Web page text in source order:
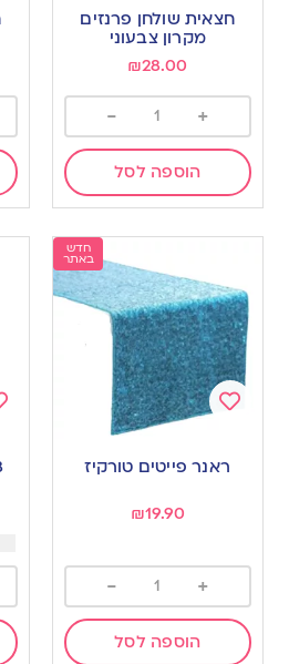
wishlist
חצאית שולחן פרנזים
מקרון צבעוני
₪28.00
+
-
הוספה לסל
חדש
באתר
wishlist
ראנר פייטים טורקיז
₪19.90
+
-
הוספה לסל
to